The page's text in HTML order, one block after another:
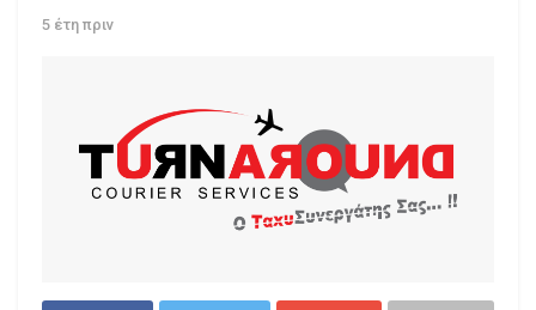
5 έτη πριν